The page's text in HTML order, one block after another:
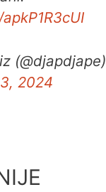
(@djapdjape)
2024